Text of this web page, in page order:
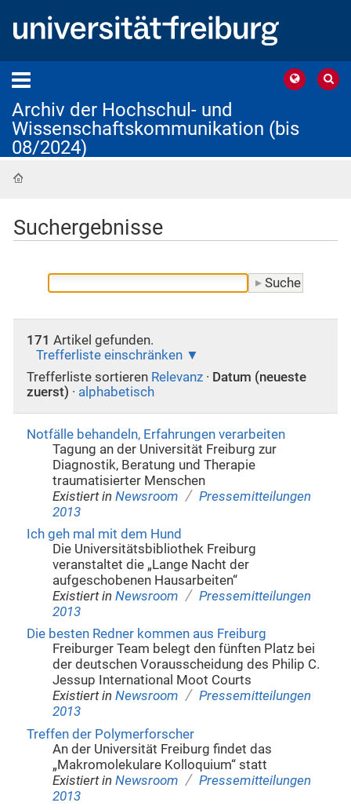
Archiv der Hochschul- und
Wissenschaftskommunikation (bis
08/2024)
Suchergebnisse
171 Artikel gefunden.
Trefferliste einschränken
Trefferliste sortieren Relevanz · Datum (neueste
zuerst) · alphabetisch
Notfälle behandeln, Erfahrungen verarbeiten
Tagung an der Universität Freiburg zur
Diagnostik, Beratung und Therapie
traumatisierter Menschen
Existiert in Newsroom / Pressemitteilungen
2013
Ich geh mal mit dem Hund
Die Universitätsbibliothek Freiburg
veranstaltet die „Lange Nacht der
aufgeschobenen Hausarbeiten“
Existiert in Newsroom / Pressemitteilungen
2013
Die besten Redner kommen aus Freiburg
Freiburger Team belegt den fünften Platz bei
der deutschen Vorausscheidung des Philip C.
Jessup International Moot Courts
Existiert in Newsroom / Pressemitteilungen
2013
Treffen der Polymerforscher
An der Universität Freiburg findet das
„Makromolekulare Kolloquium“ statt
Existiert in Newsroom / Pressemitteilungen
2013